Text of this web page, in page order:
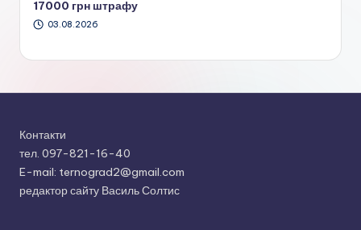
17000 грн штрафу
03.08.2026
Контакти
тел. 097-821-16-40
E-mail: ternograd2@gmail.com
редактор сайту Василь Солтис